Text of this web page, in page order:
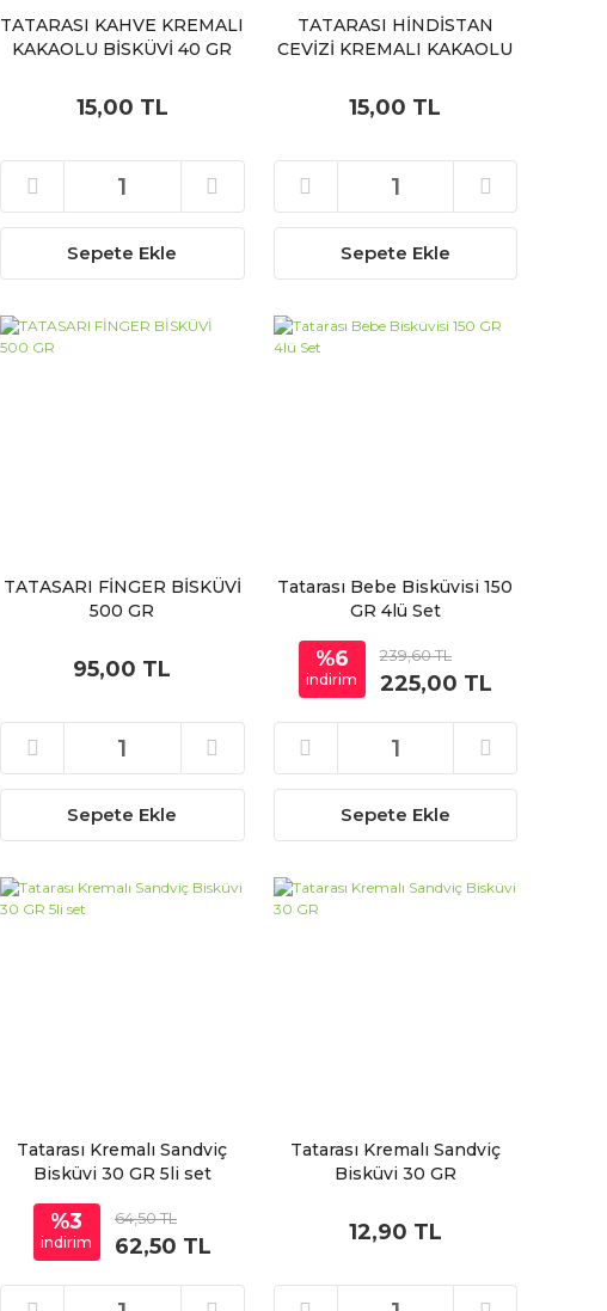
TATARASI KAHVE KREMALI
KAKAOLU BİSKÜVİ 40 GR
15,00 TL
Sepete Ekle
TATARASI HİNDİSTAN
CEVİZİ KREMALI KAKAOLU
15,00 TL
Sepete Ekle
TATASARI FİNGER BİSKÜVİ
500 GR
95,00 TL
Sepete Ekle
Tatarası Bebe Bisküvisi 150
GR 4lü Set
%6
indirim
239,60 TL
225,00 TL
Sepete Ekle
Tatarası Kremalı Sandviç
Bisküvi 30 GR 5li set
%3
indirim
64,50 TL
62,50 TL
Tatarası Kremalı Sandviç
Bisküvi 30 GR
12,90 TL